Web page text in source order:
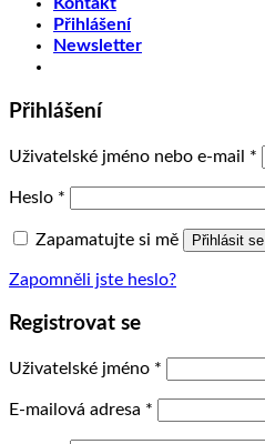
Kontakt
Přihlášení
Newsletter
Přihlášení
Uživatelské jméno nebo e-mail *
Heslo *
Zapamatujte si mě Přihlásit se
Zapomněli jste heslo?
Registrovat se
Uživatelské jméno *
E-mailová adresa *